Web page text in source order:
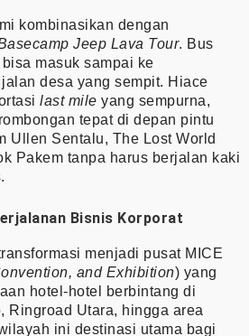
kombinasikan dengan
Jeep Lava Tour. Bus
masuk sampai ke
desa yang sempit. Hiace
last mile yang sempurna,
tepat di depan pintu
Ullen Sentalu, The Lost World
Pakem tanpa harus berjalan kaki
Bisnis Korporat
menjadi pusat MICE
and Exhibition) yang
hotel-hotel berbintang di
Ringroad Utara, hingga area
ini destinasi utama bagi